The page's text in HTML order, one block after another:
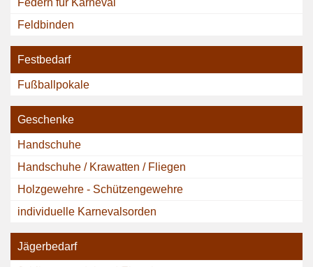
Feldbinden
Festbedarf
Fußballpokale
Geschenke
Handschuhe
Handschuhe / Krawatten / Fliegen
Holzgewehre - Schützengewehre
individuelle Karnevalsorden
Jägerbedarf